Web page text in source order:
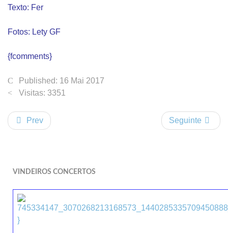
Texto: Fer
Fotos: Lety GF
{fcomments}
Published: 16 Mai 2017
Visitas: 3351
Prev Seguinte
VINDEIROS CONCERTOS
}